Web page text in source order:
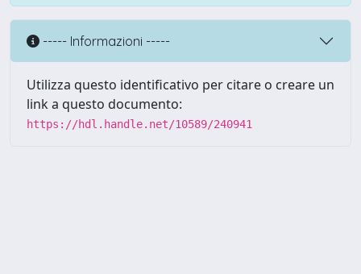
----- Informazioni -----
Utilizza questo identificativo per citare o creare un
link a questo documento:
https://hdl.handle.net/10589/240941